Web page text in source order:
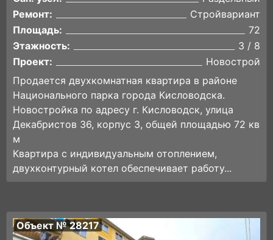
Ремонт:
Стройвариант
Площадь:
72
Этажность:
3 / 8
Проект:
Новострой
Продается двухкомнатная квартира в районе
Национального парка города Кисловодска.
Новостройка по адресу г. Кисловодск, улица
Декабристов 36, корпус 3, общей площадью 72 кв
м
Квартира с индивидуальным отоплением,
двухконтурный котел обеспечивает работу...
Объект № 28217